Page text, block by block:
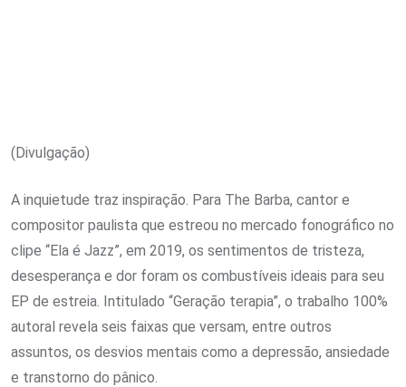
(Divulgação)
A inquietude traz inspiração. Para The Barba, cantor e
compositor paulista que estreou no mercado fonográfico no
clipe “Ela é Jazz”, em 2019, os sentimentos de tristeza,
desesperança e dor foram os combustíveis ideais para seu
EP de estreia. Intitulado “Geração terapia”, o trabalho 100%
autoral revela seis faixas que versam, entre outros
assuntos, os desvios mentais como a depressão, ansiedade
e transtorno do pânico.